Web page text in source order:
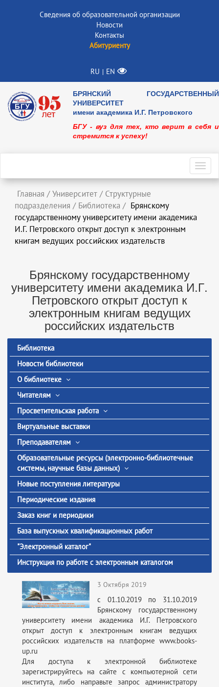
Сведения об образовательной организации
Новости
Контакты
Абитуриенту
RU | EN
БРЯНСКИЙ ГОСУДАРСТВЕННЫЙ
УНИВЕРСИТЕТ
имени академика И.Г. Петровского
БГУ - вуз для тех, кто верит в себя и
стремится к успеху!
Главная / Университет / Структурные
подразделения / Библиотека / Брянскому
государственному университету имени академика
И.Г. Петровского открыт доступ к электронным
книгам ведущих российских издательств
Брянскому государственному
университету имени академика И.Г.
Петровского открыт доступ к
электронным книгам ведущих
российских издательств
Библиотека
Новости библиотеки
О библиотеке
Читателям
Просветительская работа
Виртуальные выставки
Преподавателям
Образовательные ресурсы (электронно-библиотечные
системы, научные базы данных)
Новые поступления литературы
Периодические издания
Заказ книг и периодики
База выпускных квалификационных работ
"Электронный каталог"
Инструкция по работе с электронным каталогом
3 Октября 2019
с 01.10.2019 по 31.10.2019
Брянскому государственному
университету имени академика И.Г. Петровского
открыт доступ к электронным книгам ведущих
российских издательств на платформе www.books-
up.ru
Для доступа к электронной библиотеке
зарегистрируйтесь на сайте с компьютерной сети
института, либо направьте запрос администратору